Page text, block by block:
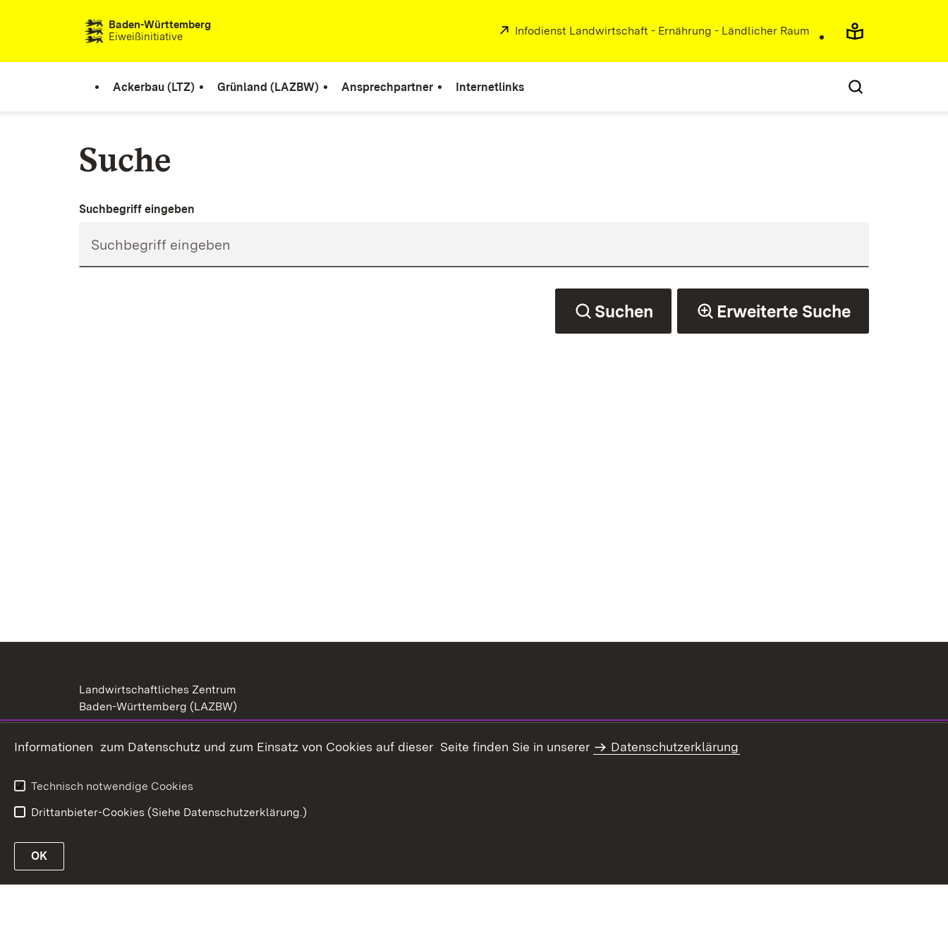
Zum Inhalt springenBaden-Württemberg
Eiweißinitiative
Extern:
Infodienst Landwirtschaft - Ernährung - Ländlicher Raum
Ackerbau (LTZ) Grünland (LAZBW) Ansprechpartner Internetlinks
Suche
Suchbegriff eingeben
Suchen Erweiterte Suche
Landwirtschaftliches Zentrum
Baden-Württemberg (LAZBW)
Technologiezentrum
Informationen zum Datenschutz und zum Einsatz von Cookies auf dieser Seite finden Sie in unserer Datenschutzerklärung
Technisch notwendige Cookies
Drittanbieter-Cookies (Siehe Datenschutzerklärung.)
OK